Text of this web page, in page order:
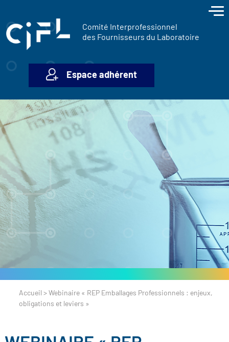
Comité Interprofessionnel
des Fournisseurs du Laboratoire
Espace adhérent
Accueil > Webinaire « REP Emballages Professionnels : enjeux,
obligations et leviers »